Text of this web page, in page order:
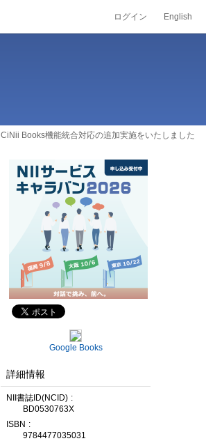
ログイン English
CiNii Books機能統合対応の追加実施をいたしました
Google Books
詳細情報
NII書誌ID(NCID)
BD0530763X
ISBN
9784477035031